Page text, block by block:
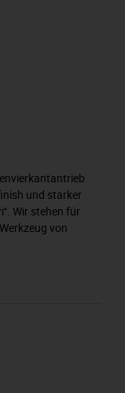
und starker
Wir stehen für
von